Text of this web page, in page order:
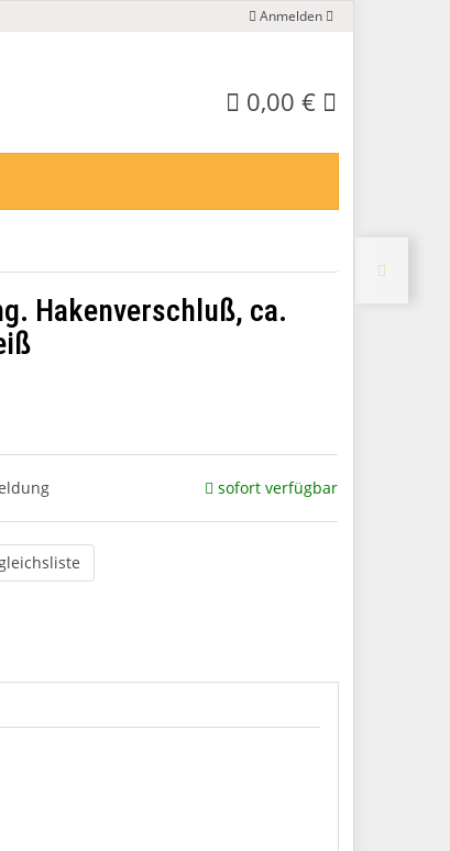
Anmelden
0,00 €
Hakenverschluß, ca.
sofort verfügbar